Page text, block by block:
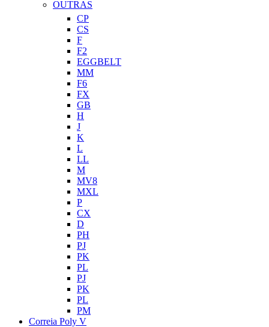
OUTRAS
CP
CS
F
F2
EGGBELT
MM
F6
FX
GB
H
J
K
L
LL
M
MV8
MXL
P
CX
D
PH
PJ
PK
PL
PJ
PK
PL
PM
Correia Poly V